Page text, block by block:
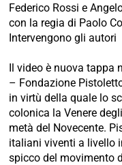
Federico Rossi e
con la regia di Paolo
Intervengono gli autori
Il video è nuova tappa
– Fondazione
in virtù della quale lo
colonica la Venere
metà del Novecente.
italiani viventi a livello
spicco del movimento